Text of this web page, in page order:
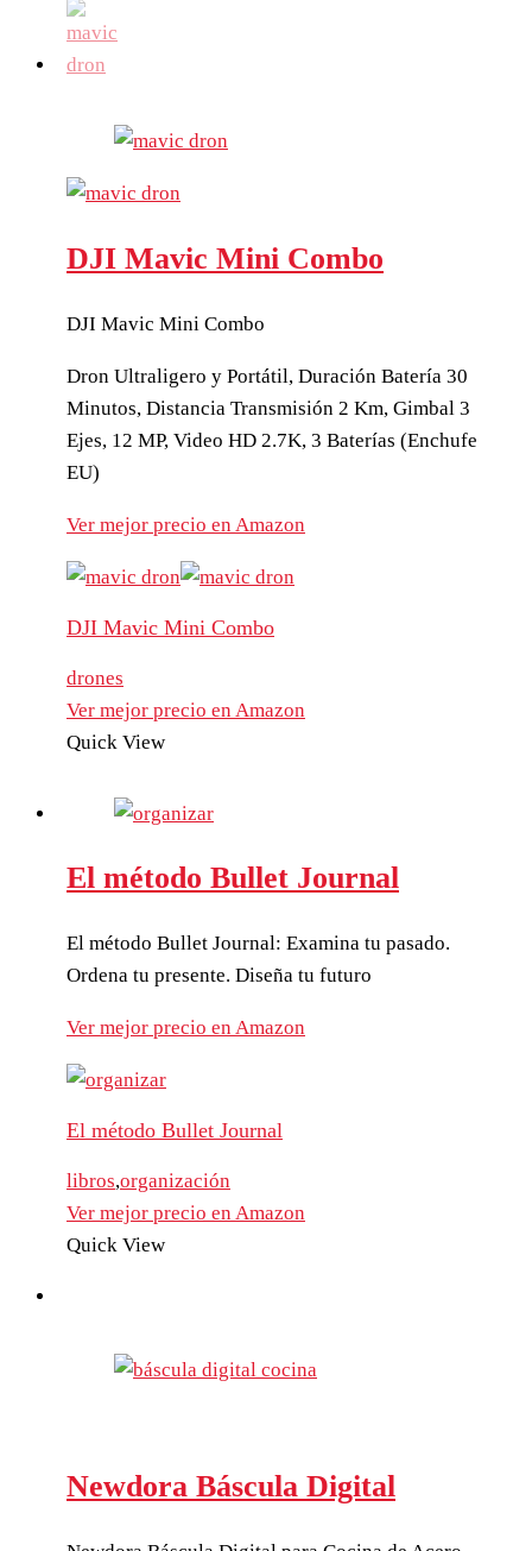
DJI Mavic Mini Combo
DJI Mavic Mini Combo
Dron Ultraligero y Portátil, Duración Batería 30
Minutos, Distancia Transmisión 2 Km, Gimbal 3
Ejes, 12 MP, Video HD 2.7K, 3 Baterías (Enchufe
EU)
Ver mejor precio en Amazon
DJI Mavic Mini Combo
drones
Ver mejor precio en Amazon
Quick View
El método Bullet Journal
El método Bullet Journal: Examina tu pasado.
Ordena tu presente. Diseña tu futuro
Ver mejor precio en Amazon
El método Bullet Journal
libros,organización
Ver mejor precio en Amazon
Quick View
Newdora Báscula Digital